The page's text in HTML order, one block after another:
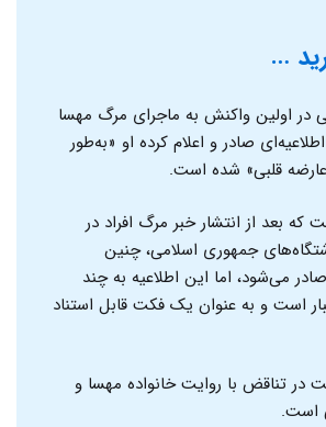
…
در اولین واکنش به ماجرای مرگ مهسا
صادر و اعلام کرده او «به‌طور
عارضه قلبی» شده است.
که بعد از انتشار خبر مرگ افراد در
جمهوری اسلامی، چنین
می‌شود، اما این اطلاعیه به چند
است و به عنوان یک فکت قابل استناد
در تناقض با روایت خانواده مهسا و
است.